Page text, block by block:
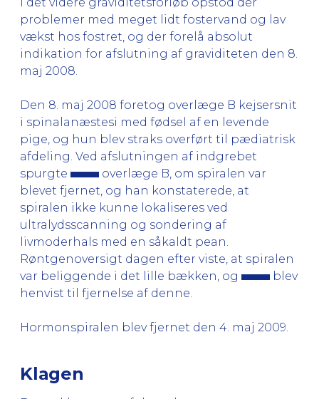
problemer med meget lidt fostervand og lav
vækst hos fostret, og der forelå absolut
indikation for afslutning af graviditeten den 8.
maj 2008.
Den 8. maj 2008 foretog overlæge B kejsersnit
i spinalanæstesi med fødsel af en levende
pige, og hun blev straks overført til pædiatrisk
afdeling. Ved afslutningen af indgrebet
spurgte
overlæge B, om spiralen var
blevet fjernet, og han konstaterede, at
spiralen ikke kunne lokaliseres ved
ultralydsscanning og sondering af
livmoderhals med en såkaldt pean.
Røntgenoversigt dagen efter viste, at spiralen
var beliggende i det lille bækken, og
blev
henvist til fjernelse af denne.
Hormonspiralen blev fjernet den 4. maj 2009.
Klagen